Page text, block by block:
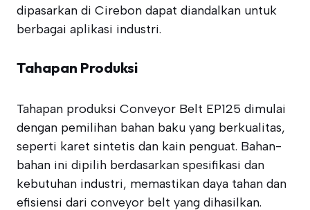
dipasarkan di Cirebon dapat diandalkan untuk
berbagai aplikasi industri.
Tahapan Produksi
Tahapan produksi Conveyor Belt EP125 dimulai
dengan pemilihan bahan baku yang berkualitas,
seperti karet sintetis dan kain penguat. Bahan-
bahan ini dipilih berdasarkan spesifikasi dan
kebutuhan industri, memastikan daya tahan dan
efisiensi dari conveyor belt yang dihasilkan.